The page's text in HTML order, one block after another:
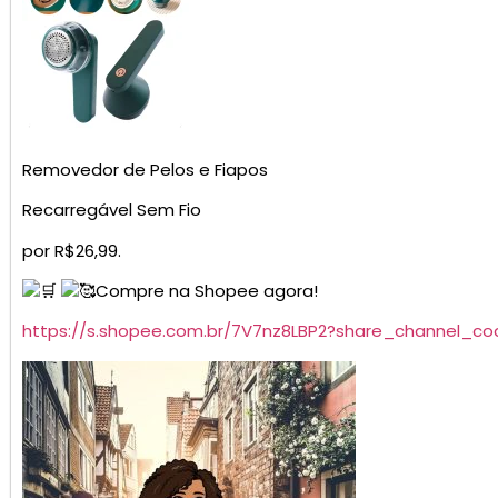
Removedor de Pelos e Fiapos
Recarregável Sem Fio
por R$26,99.
Compre na Shopee agora!
https://s.shopee.com.br/